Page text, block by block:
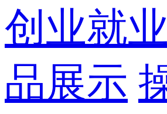
创业就业
品展示